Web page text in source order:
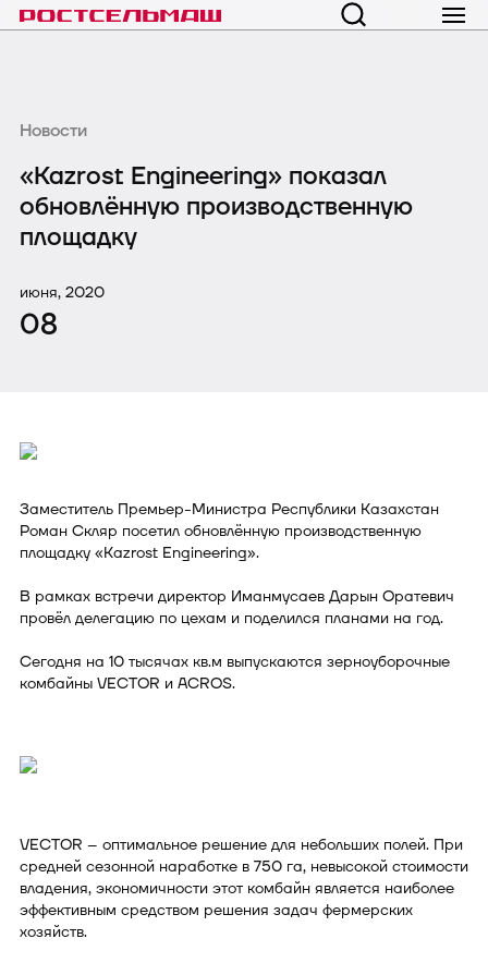
Новости
«Kazrost Engineering» показал
обновлённую производственную
площадку
июня, 2020
08
Заместитель Премьер-Министра Республики Казахстан
Роман Скляр посетил обновлённую производственную
площадку «Kazrost Engineering».
В рамках встречи директор Иманмусаев Дарын Оратевич
провёл делегацию по цехам и поделился планами на год.
Сегодня на 10 тысячах кв.м выпускаются зерноуборочные
комбайны VECTOR и ACROS.
VECTOR – оптимальное решение для небольших полей. При
средней сезонной наработке в 750 га, невысокой стоимости
владения, экономичности этот комбайн является наиболее
эффективным средством решения задач фермерских
хозяйств.